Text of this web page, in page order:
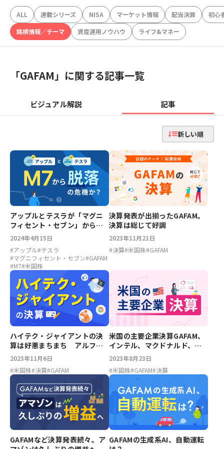
ALL 連載シリーズ NISA マーケット情報 配当決算
初心
銘柄情報／テーマ
資産運用ノウハウ ライフ&マネー
「GAFAM」に関する記事一覧
ビジュアル解説 記事
新しい順
アップルとテスラが「マグニ
フィセント・セブン」から脱
落の危機か？
2024年4月15日
#アップル#テスラ
#マグニフィセント・セブン#GAFAM
#M7#米国株
決算発表が出揃ったGAFAM。
決算は総じて好調
2023年11月21日
#決算#米国株#GAFAM
ハイテク・ジャイアントの決
算は好悪まちまち アルファ
ベットはクラウドが予想に届
かず
2023年11月6日
#米国株#決算#GAFAM
米国の主要企業決算GAFAM、
インテル、マクドナルド、
P&G
2023年8月23日
#米国株#GAFAM#決算
GAFAMなど決算発表続々。ア GAFAMの生成系AI、自動運転